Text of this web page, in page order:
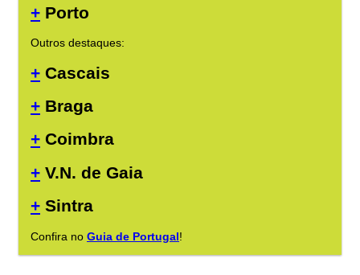
+ Porto
Outros destaques:
+ Cascais
+ Braga
+ Coimbra
+ V.N. de Gaia
+ Sintra
Confira no Guia de Portugal!